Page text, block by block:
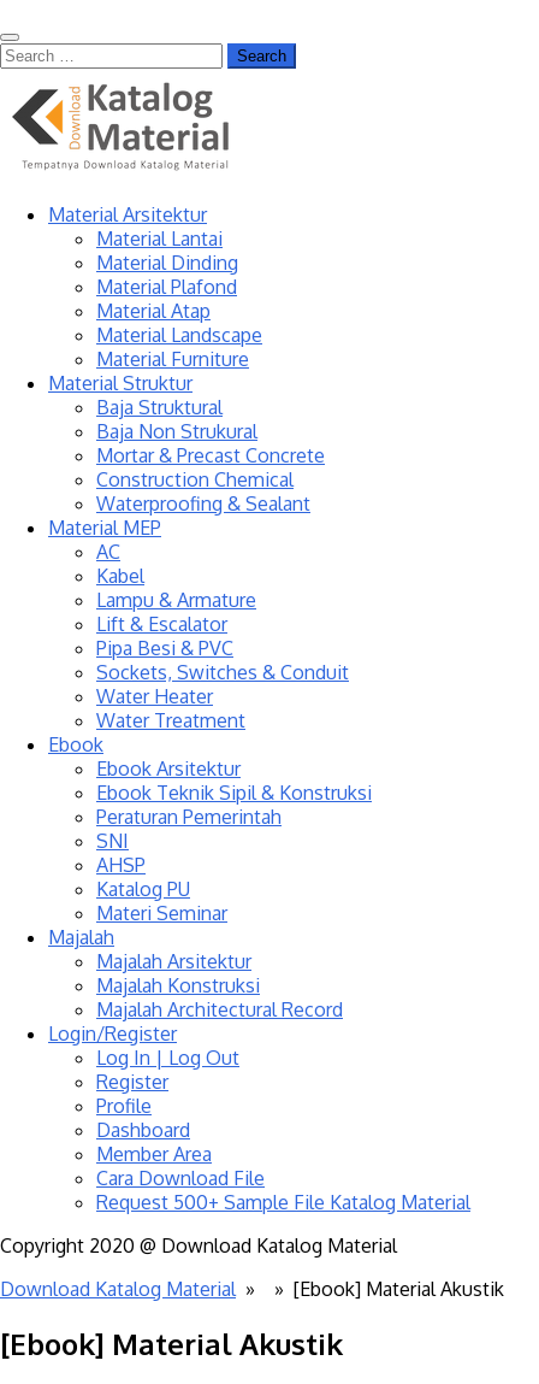
Material Arsitektur
Material Lantai
Material Dinding
Material Plafond
Material Atap
Material Landscape
Material Furniture
Material Struktur
Baja Struktural
Baja Non Strukural
Mortar & Precast Concrete
Construction Chemical
Waterproofing & Sealant
Material MEP
AC
Kabel
Lampu & Armature
Lift & Escalator
Pipa Besi & PVC
Sockets, Switches & Conduit
Water Heater
Water Treatment
Ebook
Ebook Arsitektur
Ebook Teknik Sipil & Konstruksi
Peraturan Pemerintah
SNI
AHSP
Katalog PU
Materi Seminar
Majalah
Majalah Arsitektur
Majalah Konstruksi
Majalah Architectural Record
Login/Register
Log In | Log Out
Register
Profile
Dashboard
Member Area
Cara Download File
Request 500+ Sample File Katalog Material
Copyright 2020 @ Download Katalog Material
Download Katalog Material» » [Ebook] Material Akustik
[Ebook] Material Akustik